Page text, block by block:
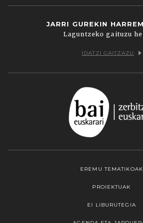
JARRI GUREKIN
Laguntzeko gaituzu
IDATZI GAITZAZU
EREMU TEMATIKOAK
PROIEKTUAK
EI LIBURUTEGIA